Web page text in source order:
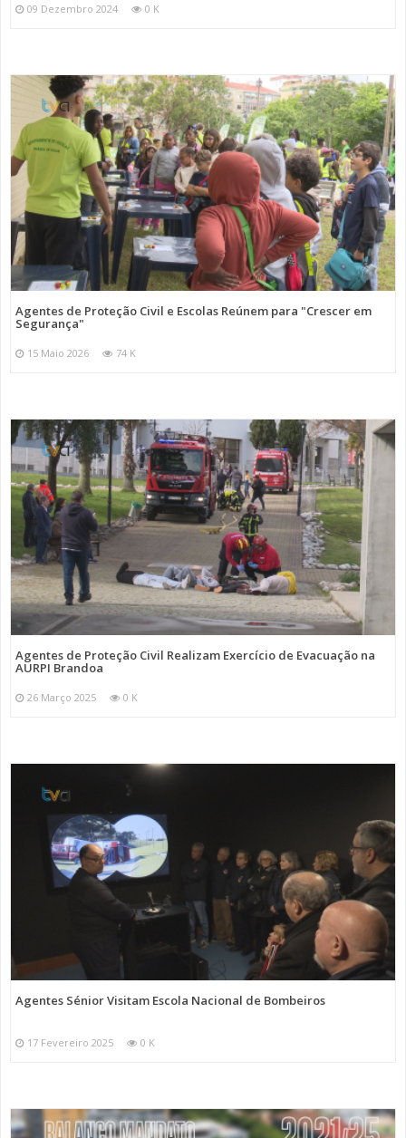
09 Dezembro 2024 0 K
Agentes de Proteção Civil e Escolas Reúnem para "Crescer em
Segurança"
15 Maio 2026 74 K
Agentes de Proteção Civil Realizam Exercício de Evacuação na
AURPI Brandoa
26 Março 2025 0 K
Agentes Sénior Visitam Escola Nacional de Bombeiros
17 Fevereiro 2025 0 K